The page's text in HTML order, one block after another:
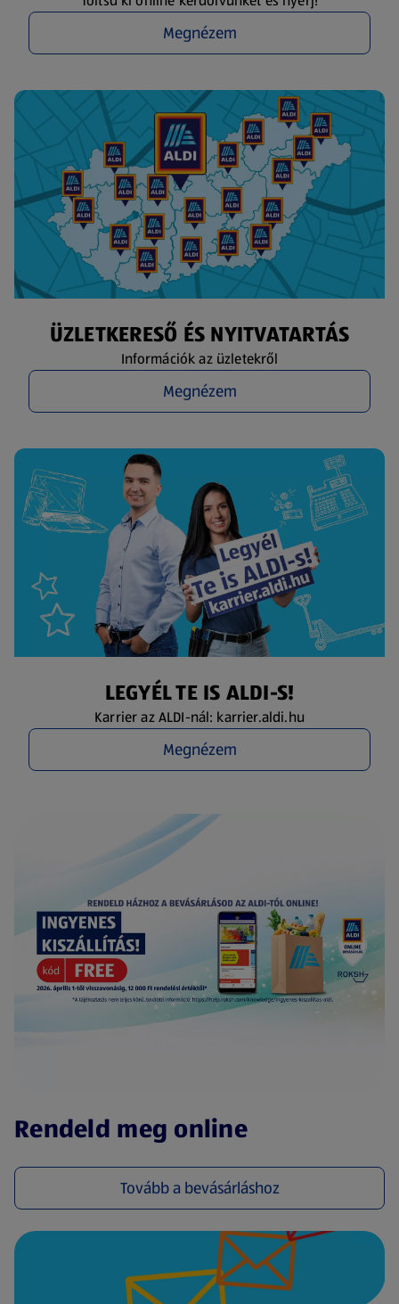
Megnézem
ÜZLETKERESŐ ÉS NYITVATARTÁS
Információk az üzletekről
Megnézem
LEGYÉL TE IS ALDI-S!
Karrier az ALDI-nál: karrier.aldi.hu
Megnézem
Rendeld meg online
Tovább a bevásárláshoz
(új oldalon nyílik meg)